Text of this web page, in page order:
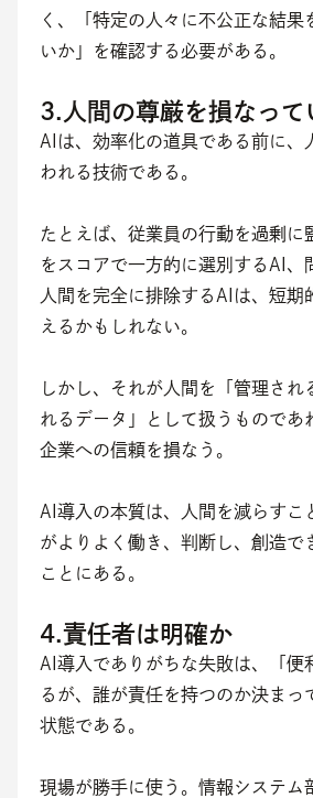
く、「特定の人々に不公正な結果
いか」を確認する必要がある。
3.人間の尊厳を損なって
AIは、効率化の道具である前に、
われる技術である。
たとえば、従業員の行動を過剰に
をスコアで一方的に選別するAI、
人間を完全に排除するAIは、短期
えるかもしれない。
しかし、それが人間を「管理され
れるデータ」として扱うものであ
企業への信頼を損なう。
AI導入の本質は、人間を減らすこ
がよりよく働き、判断し、創造で
ことにある。
4.責任者は明確か
AI導入でありがちな失敗は、「便
るが、誰が責任を持つのか決まっ
状態である。
現場が勝手に使う。情報システム